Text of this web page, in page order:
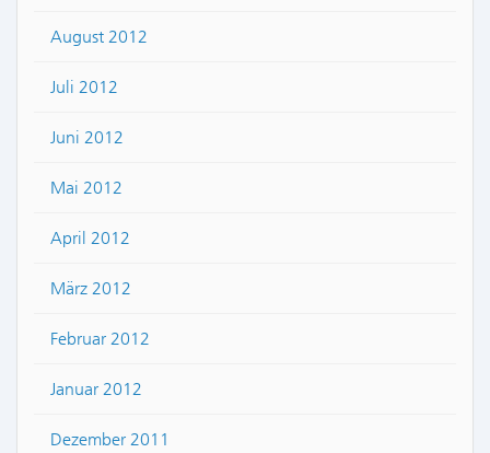
August 2012
Juli 2012
Juni 2012
Mai 2012
April 2012
März 2012
Februar 2012
Januar 2012
Dezember 2011